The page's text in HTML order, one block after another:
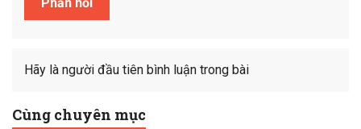
Hãy là người đầu tiên bình luận trong bài
Cùng chuyên mục